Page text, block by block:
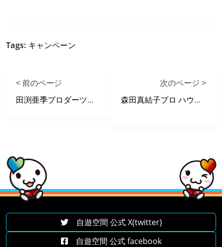
Tags: キャンペーン
< 前のページ
田渕亜季プロダーツ練習会in堺山本町店
次のページ >
森田真結子プロ ハウスチャンピオンシップin盛岡高松店
自遊空間 公式 X(twitter)
自遊空間 公式 facebook